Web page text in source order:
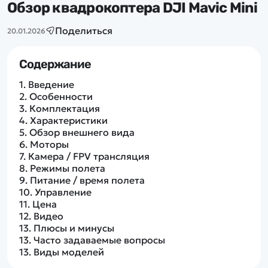
Обзор квадрокоптера DJI Mavic Mini
20.01.2026 Поделиться
Содержание
1. Введение
2.Особенности
3. Комплектация
4.Характеристики
5.Обзор внешнего вида
6. Моторы
7. Камера / FPV трансляция
8. Режимы полета
9. Питание / время полета
10. Управление
11. Цена
12. Видео
13. Плюсы и минусы
13. Часто задаваемые вопросы
13. Виды моделей
Дополнительный способ связи
WhatsApp/Мобильный
Наши соцсети:
Каталог
Квадрокоптеры
Машинки
Танки
Информация
Оптовые продажи